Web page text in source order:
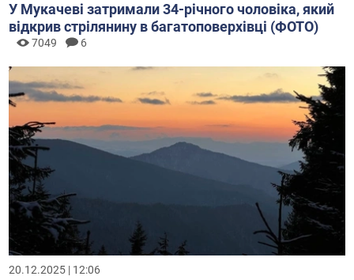
У Мукачеві затримали 34-річного чоловіка, який
відкрив стрілянину в багатоповерхівці (ФОТО)
7049 6
20.12.2025 | 12:06